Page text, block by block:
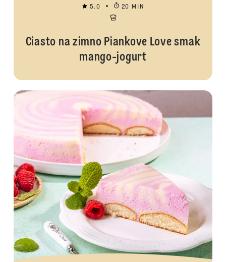
5.0 20 MIN
Ciasto na zimno Piankove Love smak
mango-jogurt